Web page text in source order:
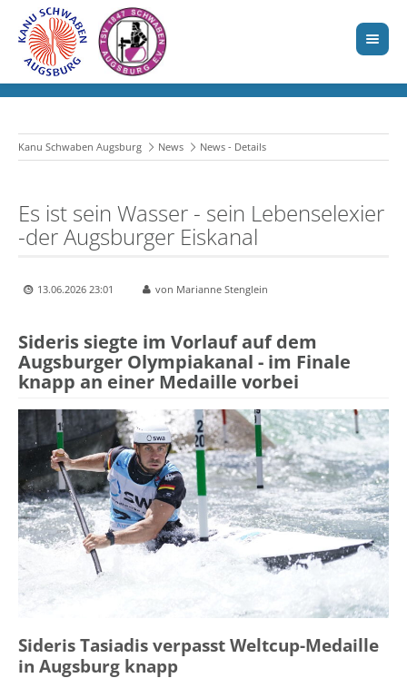
Kanu Schwaben Augsburg News News - Details
Es ist sein Wasser - sein Lebenselexier
-der Augsburger Eiskanal
13.06.2026 23:01 von Marianne Stenglein
Sideris siegte im Vorlauf auf dem
Augsburger Olympiakanal - im Finale
knapp an einer Medaille vorbei
Sideris Tasiadis verpasst Weltcup-Medaille
in Augsburg knapp